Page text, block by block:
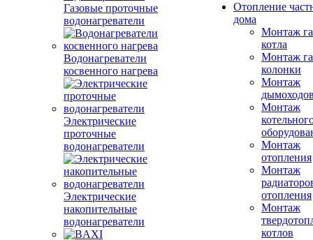
Газовые проточные
водонагреватели
Водонагреватели
косвенного нагрева
Электрические
проточные
водонагреватели
Электрические
накопительные
водонагреватели
Отопление
дома
Монтаж
котла
Монтаж
колонки
Монтаж
Монтаж
Монтаж
отопления
Монтаж
отопления
Монтаж
котлов